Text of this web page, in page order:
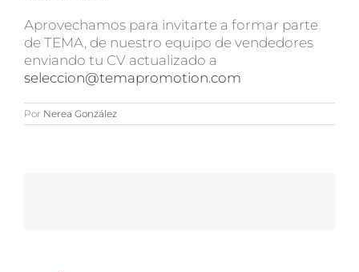
Aprovechamos para invitarte a formar parte
de TEMA, de nuestro equipo de vendedores
enviando tu CV actualizado a
seleccion@temapromotion.com
Por Nerea González